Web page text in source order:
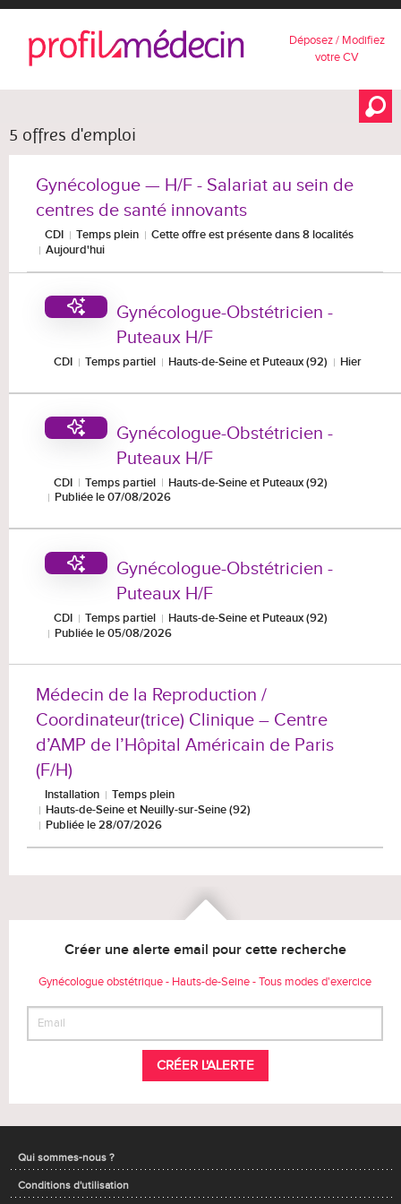
Déposez / Modifiez
votre CV
5 offres d'emploi
Gynécologue — H/F - Salariat au sein de
centres de santé innovants
CDI Temps plein
Cette offre est présente dans 8 localités
Aujourd'hui
Gynécologue-Obstétricien -
Puteaux H/F
CDI Temps partiel Hauts-de-Seine et Puteaux (92) Hier
Gynécologue-Obstétricien -
Puteaux H/F
CDI Temps partiel
Hauts-de-Seine et Puteaux (92)
Publiée le 07/08/2026
Gynécologue-Obstétricien -
Puteaux H/F
CDI Temps partiel
Hauts-de-Seine et Puteaux (92)
Publiée le 05/08/2026
Médecin de la Reproduction /
Coordinateur(trice) Clinique – Centre
d’AMP de l’Hôpital Américain de Paris
(F/H)
Installation
Temps plein
Hauts-de-Seine et Neuilly-sur-Seine (92)
Publiée le 28/07/2026
Créer une alerte email pour cette recherche
Gynécologue obstétrique - Hauts-de-Seine - Tous modes d'exercice
CRÉER L'ALERTE
Qui sommes-nous ?
Conditions d'utilisation